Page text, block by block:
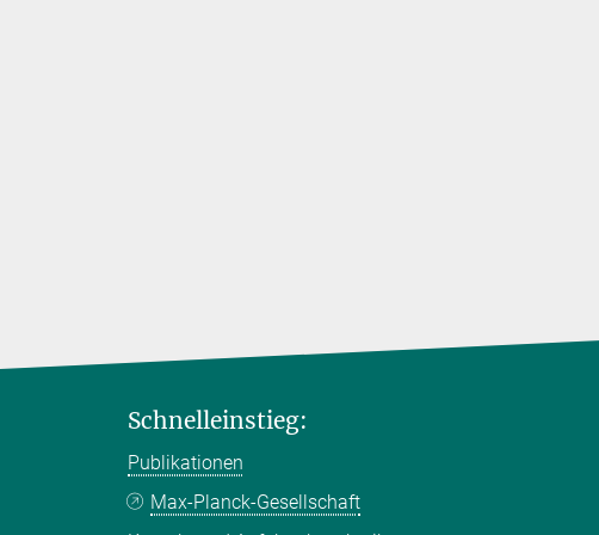
Schnelleinstieg:
Publikationen
Max-Planck-Gesellschaft